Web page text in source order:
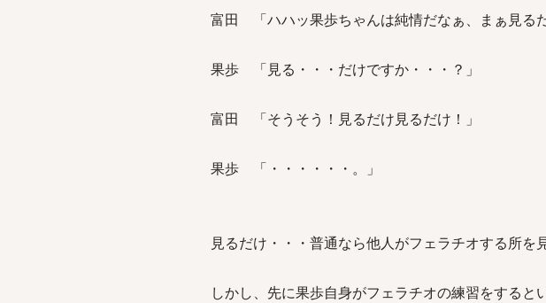
富田 「ハハッ果歩ちゃんは純情だなぁ、まぁ見る
果歩 「見る・・・だけですか・・・？」
富田 「そうそう！見るだけ見るだけ！」
果歩 「・・・・・・。」
見るだけ・・・普通なら他人がフェラチオする所を
しかし、先に果歩自身がフェラチオの練習をする